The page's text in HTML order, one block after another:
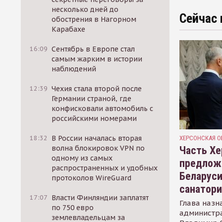
несколько дней до
обострения в Нагорном
Карабахе
16:09 Сентябрь в Европе стал
самым жарким в истории
наблюдений
12:39 Чехия стала второй после
Германии страной, где
конфисковали автомобиль с
российскими номерами
18:32
В России началась вторая
волна блокировок VPN по
одному из самых
распространенных и удобных
протоколов WireGuard
17:07 Власти Финляндии заплатят
по 750 евро
землевладельцам за
Сейчас
ХЕРСОНСКАЯ
Часть
Глава